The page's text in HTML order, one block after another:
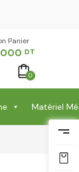
Panier -
DT
0
Matériel